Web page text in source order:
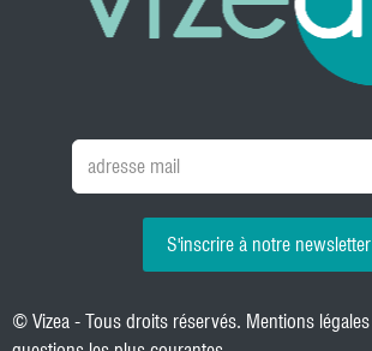
S'inscrire à notre newsletter
© Vizea - Tous droits réservés. Mentions légales